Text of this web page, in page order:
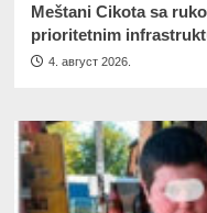
Meštani Cikota sa
prioritetnim
4. август 2026.